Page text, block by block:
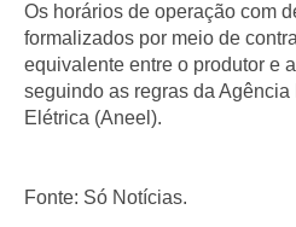
Os horários de operação com
formalizados por meio de
equivalente entre o produtor e
seguindo as regras da
Elétrica (Aneel).
Fonte: Só Notícias.